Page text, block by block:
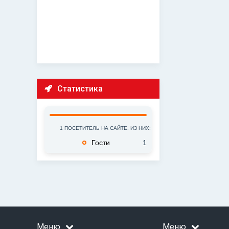
Cтатистика
1 ПОСЕТИТЕЛЬ НА САЙТЕ. ИЗ НИХ:
Гости 1
Меню Меню